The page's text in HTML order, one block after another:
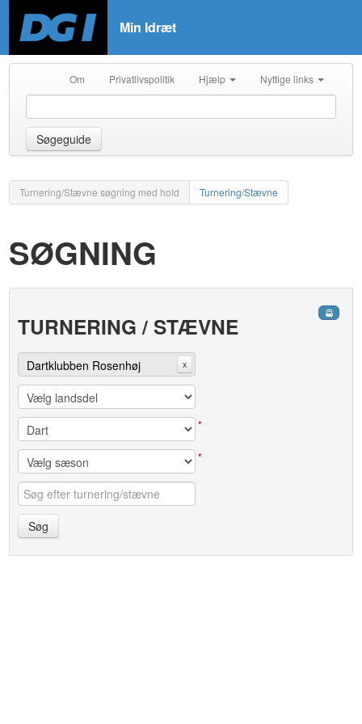
Min Idræt
Om Privatlivspolitik Hjælp Nyttige links
Søgeguide
Turnering/Stævne søgning med hold Turnering/Stævne
SØGNING
TURNERING / STÆVNE
Dartklubben Rosenhøj x
*
*